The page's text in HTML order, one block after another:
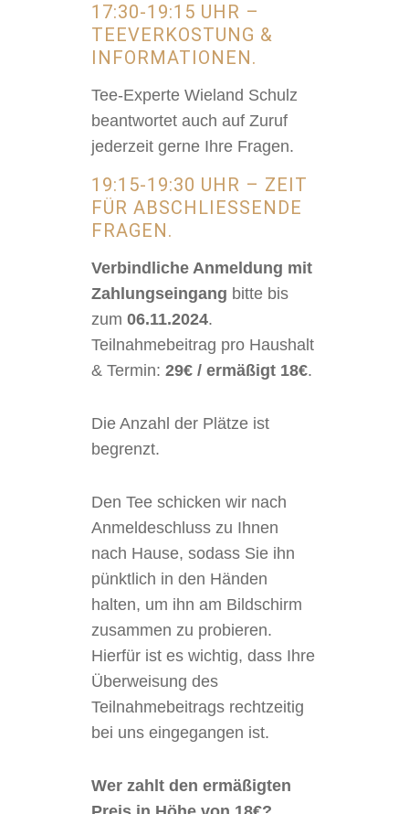
17:30-19:15 UHR –
TEEVERKOSTUNG &
INFORMATIONEN.
Tee-Experte Wieland Schulz
beantwortet auch auf Zuruf
jederzeit gerne Ihre Fragen.
19:15-19:30 UHR – ZEIT
FÜR ABSCHLIESSENDE F
RAGEN.
Verbindliche Anmeldung mit
Zahlungseingang bitte bis
zum 06.11.2024.
Teilnahmebeitrag pro Haushalt
& Termin: 29€ / ermäßigt 18€.
Die Anzahl der Plätze ist
begrenzt.
Den Tee schicken wir nach
Anmeldeschluss zu Ihnen
nach Hause, sodass Sie ihn
pünktlich in den Händen
halten, um ihn am Bildschirm
zusammen zu probieren.
Hierfür ist es wichtig, dass Ihre
Überweisung des
Teilnahmebeitrags rechtzeitig
bei uns eingegangen ist.
Wer zahlt den ermäßigten